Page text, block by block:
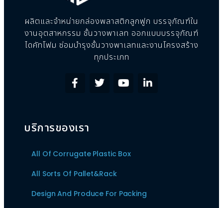
ผลิตและจำหน่ายกล่องพลาสติกลูกฟูก บรรจุภัณฑ์ใน
งานอุตสาหกรรม ชั้นวางพาเลท ออกแบบบรรจุภัณฑ์
ไดคัทโฟม ซ่อมบำรุงชั้นวางพาเลทและงานโครงสร้าง
ทุกประเภท
บริการของเรา
All Of Corrugate Plastic Box
All Sorts Of Pallet&Rack
Design And Produce For Packing